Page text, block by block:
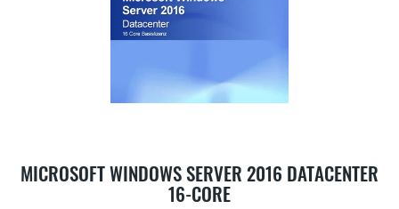
MICROSOFT WINDOWS SERVER 2016 DATACENTER
16-CORE